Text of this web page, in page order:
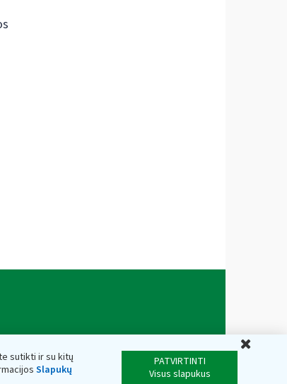
sutikti ir su kitų
Slapukų
PATVIRTINTI
Visus slapukus